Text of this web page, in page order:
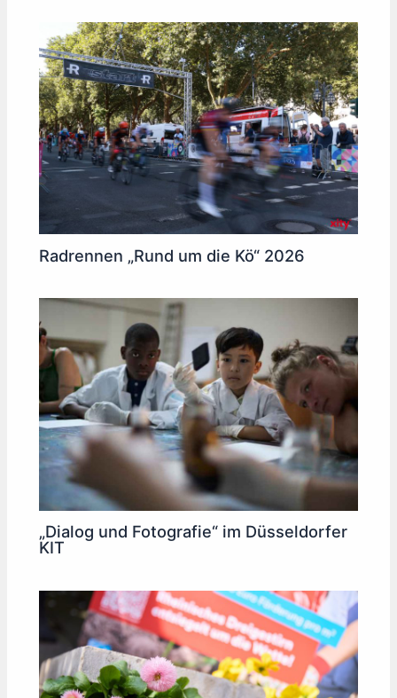
Radrennen „Rund um die Kö“ 2026
„Dialog und Fotografie“ im Düsseldorfer
KIT